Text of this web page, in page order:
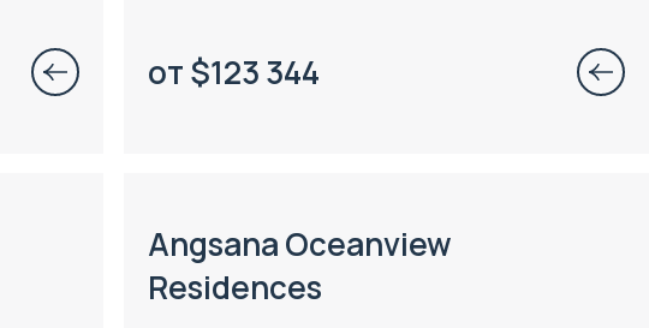
от$123 344
Angsana Oceanview
Residences